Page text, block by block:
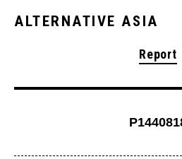
ALTERNATIVE ASIA
Report